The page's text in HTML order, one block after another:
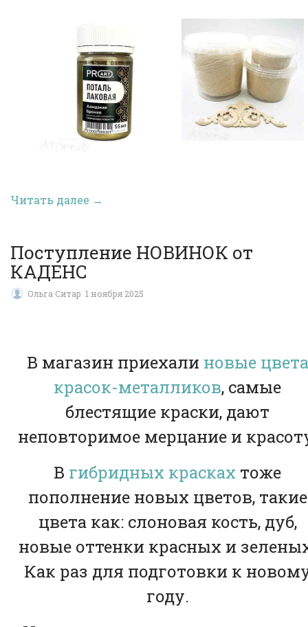
Читать далее →
Поступление НОВИНОК от
КАДЕНС
Ольга Ситар 1 ноября 2025
В магазин приехали новые цвета
красок-металликов, самые
блестящие краски, дают
неповторимое мерцание и
В гибридных красках тоже
пополнение новых цветов, такие
цвета как: слоновая кость, дуб,
новые оттенки красных и
Как раз для подготовки к
году.